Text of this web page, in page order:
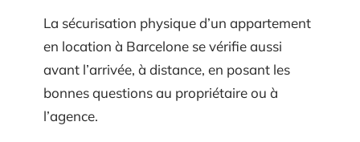
La sécurisation physique d’un appartement
en location à Barcelone se vérifie aussi
avant l’arrivée, à distance, en posant les
bonnes questions au propriétaire ou à
l’agence.